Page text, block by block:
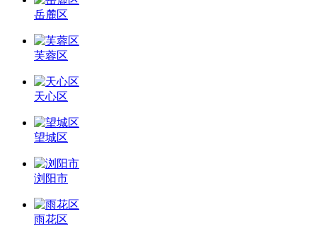
岳麓区
芙蓉区
天心区
望城区
浏阳市
雨花区